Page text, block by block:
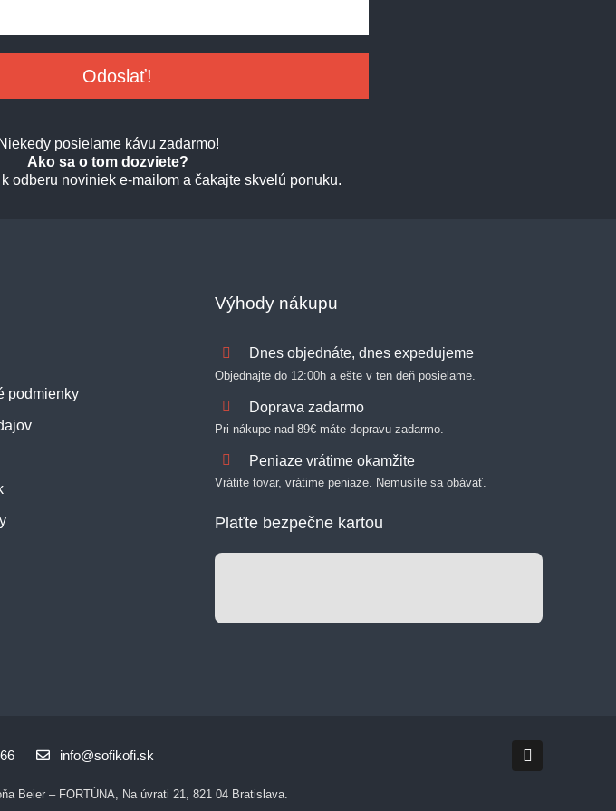
Niekedy posielame kávu zadarmo!
Ako sa o tom dozviete?
odberu noviniek e-mailom a čakajte skvelú ponuku.
podmienky
Výhody nákupu
Dnes objednáte, dnes expedujeme
Objednajte do 12:00h a ešte v ten deň posielame.
Doprava zadarmo
Pri nákupe nad 89€ máte dopravu zadarmo.
Peniaze vrátime okamžite
Vrátite tovar, vrátime peniaze. Nemusíte sa obávať.
Plaťte bezpečne kartou
info@sofikofi.sk
Beier – FORTÚNA, Na úvrati 21, 821 04 Bratislava.